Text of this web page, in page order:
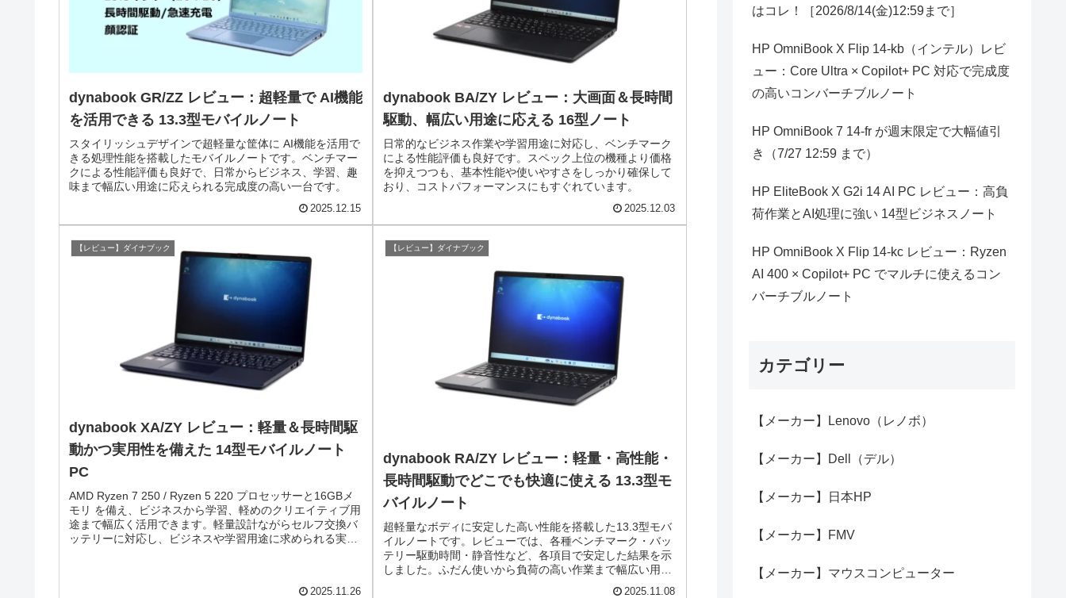
dynabook GR/ZZ レビュー：超軽量で AI機能
を活用できる 13.3型モバイルノート
スタイリッシュデザインで超軽量な筐体に AI機能を活用で
きる処理性能を搭載したモバイルノートです。ベンチマー
クによる性能評価も良好で、日常からビジネス、学習、趣
味まで幅広い用途に応えられる完成度の高い一台です。
2025.12.15
dynabook BA/ZY レビュー：大画面＆長時間
駆動、幅広い用途に応える 16型ノート
日常的なビジネス作業や学習用途に対応し、ベンチマーク
による性能評価も良好です。スペック上位の機種より価格
を抑えつつも、基本性能や使いやすさをしっかり確保して
おり、コストパフォーマンスにもすぐれています。
2025.12.03
【レビュー】ダイナブック
dynabook XA/ZY レビュー：軽量＆長時間駆
動かつ実用性を備えた 14型モバイルノート
PC
AMD Ryzen 7 250 / Ryzen 5 220 プロセッサーと16GBメ
モリ を備え、ビジネスから学習、軽めのクリエイティブ用
途まで幅広く活用できます。軽量設計ながらセルフ交換バ
ッテリーに対応し、ビジネスや学習用途に求められる実用
2025.11.26
【レビュー】ダイナブック
dynabook RA/ZY レビュー：軽量・高性能・
長時間駆動でどこでも快適に使える 13.3型モ
バイルノート
超軽量なボディに安定した高い性能を搭載した13.3型モバ
イルノートです。レビューでは、各種ベンチマーク・バッ
テリー駆動時間・静音性など、各項目で安定した結果を示
しました。ふだん使いから負荷の高い作業まで幅広い用途
2025.11.08
はコレ！［2026/8/14(金)12:59まで］
HP OmniBook X Flip 14-kb（インテル）レビ
ュー：Core Ultra × Copilot+ PC 対応で完成度
の高いコンバーチブルノート
HP OmniBook 7 14-fr が週末限定で大幅値引
き（7/27 12:59 まで）
HP EliteBook X G2i 14 AI PC レビュー：高負
荷作業とAI処理に強い 14型ビジネスノート
HP OmniBook X Flip 14-kc レビュー：Ryzen
AI 400 × Copilot+ PC でマルチに使えるコン
バーチブルノート
カテゴリー
【メーカー】Lenovo（レノボ）
【メーカー】Dell（デル）
【メーカー】日本HP
【メーカー】FMV
【メーカー】マウスコンピューター